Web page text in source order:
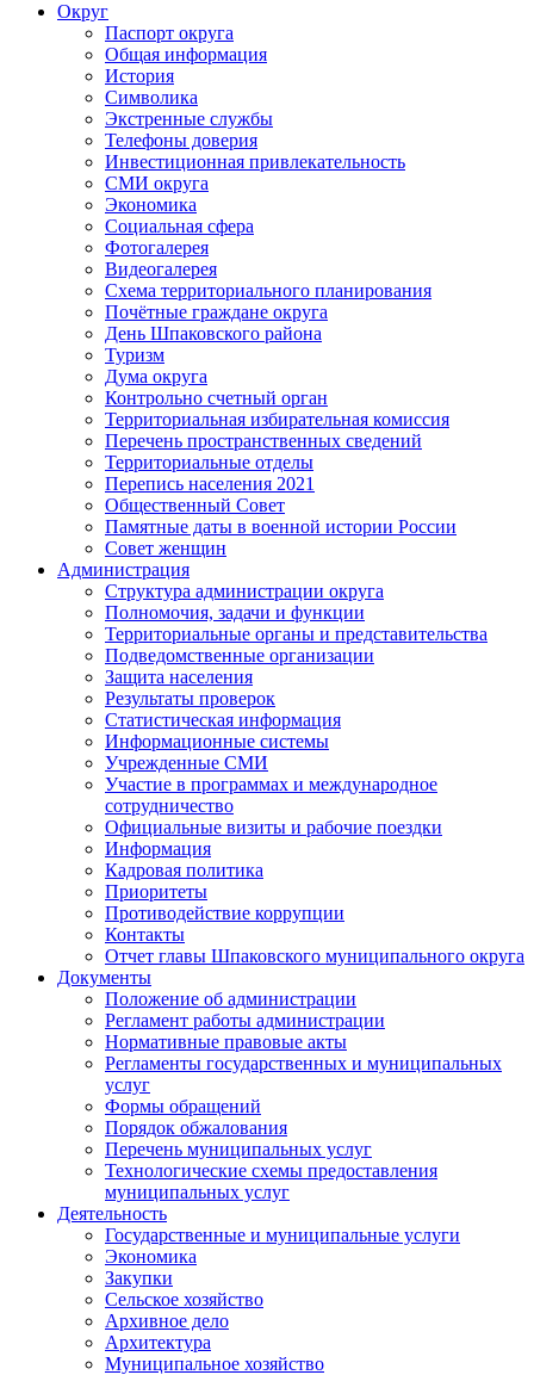
Округ
Паспорт округа
Общая информация
История
Символика
Экстренные службы
Телефоны доверия
Инвестиционная привлекательность
СМИ округа
Экономика
Социальная сфера
Фотогалерея
Видеогалерея
Схема территориального планирования
Почётные граждане округа
День Шпаковского района
Туризм
Дума округа
Контрольно счетный орган
Территориальная избирательная комиссия
Перечень пространственных сведений
Территориальные отделы
Перепись населения 2021
Общественный Совет
Памятные даты в военной истории России
Совет женщин
Администрация
Структура администрации округа
Полномочия, задачи и функции
Территориальные органы и представительства
Подведомственные организации
Защита населения
Результаты проверок
Статистическая информация
Информационные системы
Учрежденные СМИ
Участие в программах и международное
сотрудничество
Официальные визиты и рабочие поездки
Информация
Кадровая политика
Приоритеты
Противодействие коррупции
Контакты
Отчет главы Шпаковского муниципального округа
Документы
Положение об администрации
Регламент работы администрации
Нормативные правовые акты
Регламенты государственных и муниципальных
услуг
Формы обращений
Порядок обжалования
Перечень муниципальных услуг
Технологические схемы предоставления
муниципальных услуг
Деятельность
Государственные и муниципальные услуги
Экономика
Закупки
Сельское хозяйство
Архивное дело
Архитектура
Муниципальное хозяйство